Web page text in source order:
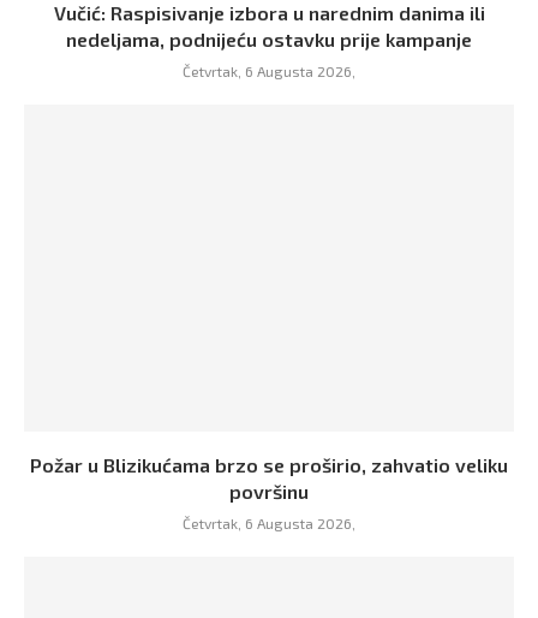
Vučić: Raspisivanje izbora u narednim danima ili
nedeljama, podnijeću ostavku prije kampanje
Četvrtak, 6 Augusta 2026,
Požar u Blizikućama brzo se proširio, zahvatio veliku
površinu
Četvrtak, 6 Augusta 2026,